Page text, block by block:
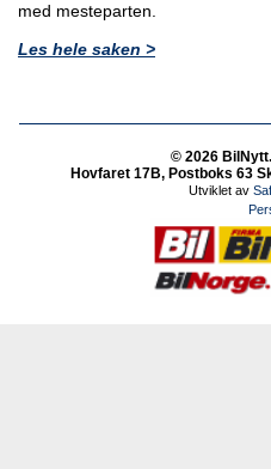
med mesteparten.
Les hele saken >
© 2026
Hovfaret 17B, Postboks 63
Utviklet av